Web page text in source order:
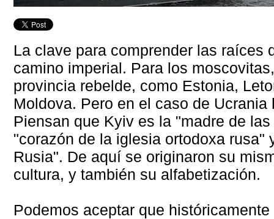
La clave para comprender las raíces
camino imperial. Para los
provincia rebelde, como Estonia,
Moldova. Pero en el caso de
Piensan que Kyiv es la "madre de
"corazón de la iglesia ortodoxa rusa"
Rusia". De aquí se originaron su
cultura, y también su alfabetización.
Podemos aceptar que